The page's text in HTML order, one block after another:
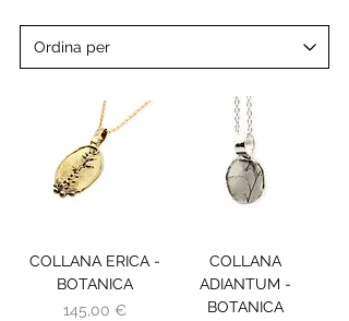
COLLANA ERICA -
BOTANICA
Prezzo
145,00 €
COLLANA
ADIANTUM -
BOTANICA